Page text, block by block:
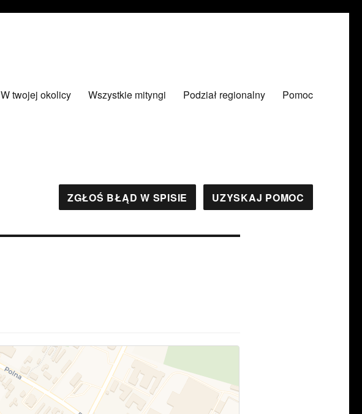
W twojej okolicy Wszystkie mityngi Podział regionalny Pomoc
ZGŁOŚ BŁĄD W SPISIE UZYSKAJ POMOC